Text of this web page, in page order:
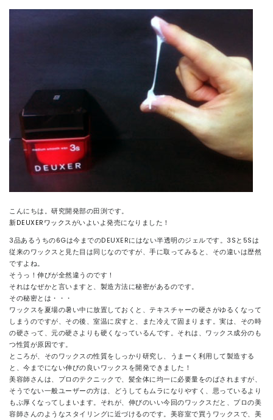
こんにちは。研究開発部の田渕です。
新DEUXERワックスがいよいよ発売になりました！
3品あるうちの6Gは今までのDEUXERにはない半透明のジェルです。3Sと5Sは
従来のワックスと見た目は同じなのですが、手に取ってみると、その違いは歴然
ですよね。
そうっ！伸びが全然違うのです！
それはなぜかと言いますと、製造方法に秘密があるのです。
その秘密とは・・・
ワックスを夏場の暑い中に放置しておくと、テキスチャーの硬さがゆるくなって
しまうのですが、その後、室温に戻すと、また冷えて固まります。実は、その時
の硬さって、元の硬さよりも硬くなっているんです。それは、ワックス成分のも
つ性質が原因です。
ところが、そのワックスの性質をしっかり研究し、うまーく利用して製造する
と、今までにない伸びの良いワックスを開発できました！
美容師さんは、プロのテクニックで、髪全体に均一に必要量をのばされますが、
そうでない一般ユーザーの方は、どうしてもムラになりやすく、思っているより
もぶ厚くなってしまいます。それが、伸びのいい今回のワックスだと、プロの美
容師さんのようなスタイリングに近づけるのです。美容室で買うワックスで、美
CONTACT